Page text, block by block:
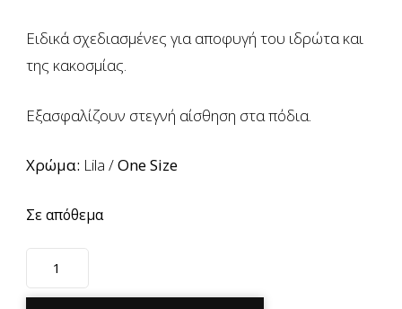
Ειδικά σχεδιασμένες για αποφυγή του ιδρώτα και
της κακοσμίας.
Εξασφαλίζουν στεγνή αίσθηση στα πόδια.
Χρώμα: Lila /One Size
Σε απόθεμα
Αντιολισθητικές
Κάλτσες